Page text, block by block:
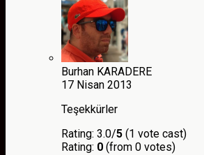
Burhan KARADERE
17 Nisan 2013
Teşekkürler
Rating: 3.0/5 (1 vote cast)
Rating: 0 (from 0 votes)